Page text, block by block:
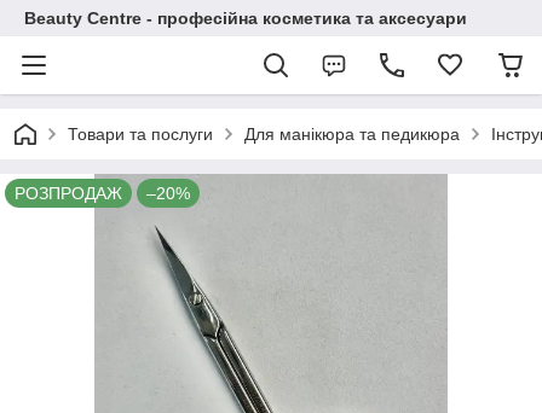
Beauty Centre - професійна косметика та аксесуари
Товари та послуги Для манікюра та педикюра
РОЗПРОДАЖ –20%